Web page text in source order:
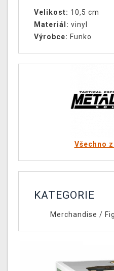
Velikost: 10,5 cm
Materiál: vinyl
Výrobce: Funko
Všechno
KATEGORIE
Merchandise /